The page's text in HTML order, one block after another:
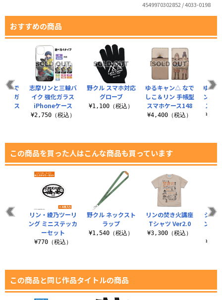
4549970302852 / 4033-0198
おすすめの商品
野クル スマホ対応
グローブ
¥1,100（税込）
ゆるキャン△ なで
しこ＆リン 手帳型
スマホケース148
¥4,400（税込）
ゆる
ンプ
スマ
なで
化ガ
ース
志摩リンと三輪バ
イク 強化ガラス
iPhoneケース
¥2,750（税込）
この商品を買った人はこんな商品も買っています
野クル ネックスト
ラップ
¥1,540（税込）
リンの焚き火講座
Tシャツ Ver2.0
¥3,300（税込）
シル
ン ア
リン・綾乃ツーリ
ング ミニステッカ
ーセット
¥770（税込）
この商品と同じ作品タイトルの商品